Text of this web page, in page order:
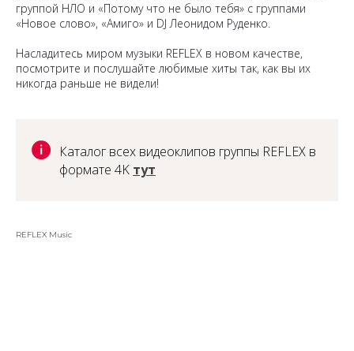
группой НЛО и «Потому что не было тебя» с группами
«Новое слово», «Амиго» и DJ Леонидом Руденко.
Насладитесь миром музыки REFLEX в новом качестве,
посмотрите и послушайте любимые хиты так, как вы их
никогда раньше не видели!
Каталог всех видеоклипов группы REFLEX в
формате 4K тут
REFLEX Music